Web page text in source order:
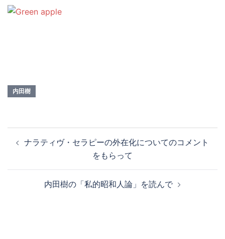
内田樹
稿 ナラティヴ・セラピーの外在化についてのコメント
をもらって
内田樹の「私的昭和人論」を読んで